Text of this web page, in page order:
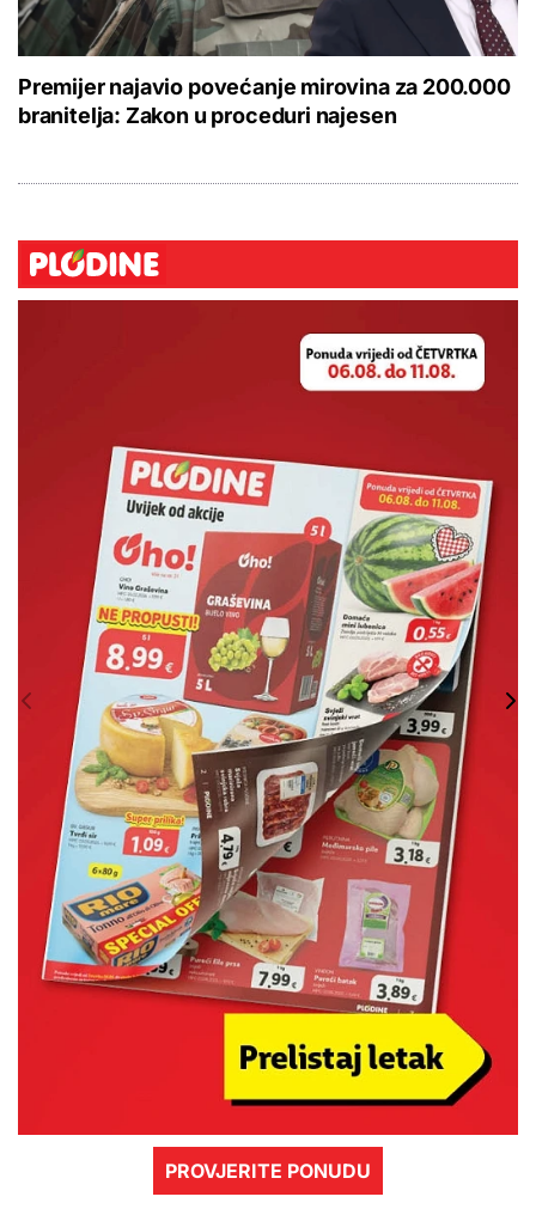
Premijer najavio povećanje mirovina za 200.000
branitelja: Zakon u proceduri najesen
PROVJERITE PONUDU